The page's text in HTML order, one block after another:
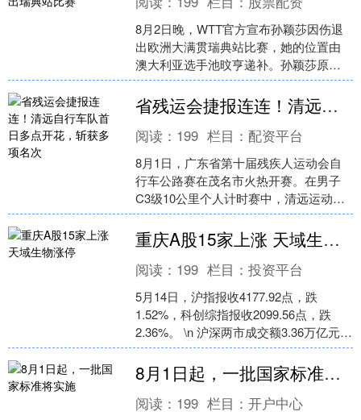
8月2日晚，WTT官方宣布孙颖莎因伤退
出欧洲大满贯瑞典站比赛，她的位置由
澳大利亚选手池旼亨递补。孙颖莎原本
是女单头号种子，也是本站赛事的卫冕
冠军。 元股证券:y....
省残运会捷报连连！清远自行车队首日多点开花，斩获多项名次
阅读： 199 栏目：配资平台
8月1日，广东省第十届残疾人运动会自
行车公路赛在茂名市火热开赛。在男子
C3级10公里个人计时赛中，清远运动员
冯锦华稳定发挥，以15分52秒728夺得冠
军，拿下清....
重庆A股15家上涨 天域生物涨停
阅读： 199 栏目：投资平台
5月14日，沪指报收4177.92点，跌
1.52%，科创综指报收2099.56点，跌
2.36%。 \n 沪深两市成交额3.36万亿元，
较上一个交易日放量1222....
8月1日起，一批国家标准将实施
阅读： 199 栏目：开户中心